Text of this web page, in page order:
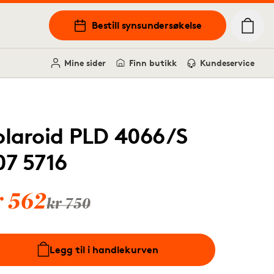
Bestill synsundersøkelse
Mine sider Finn butikk Kundeservice
PLD 4066/S
5716
562kr 750
Legg til i handlekurven